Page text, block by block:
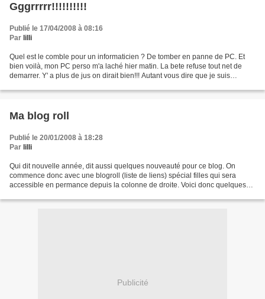
Gggrrrrr!!!!!!!!!!
Publié le 17/04/2008 à 08:16
Par lilli
Quel est le comble pour un informaticien ? De tomber en panne de PC. Et
bien voilà, mon PC perso m'a laché hier matin. La bete refuse tout net de
demarrer. Y' a plus de jus on dirait bien!!! Autant vous dire que je suis
Ma blog roll
Publié le 20/01/2008 à 18:28
Par lilli
Qui dit nouvelle année, dit aussi quelques nouveauté pour ce blog. On
commence donc avec une blogroll (liste de liens) spécial filles qui sera
accessible en permance depuis la colonne de droite. Voici donc quelques
Publicité